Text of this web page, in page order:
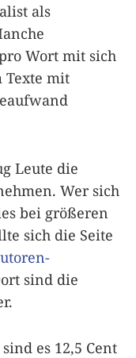
als
Wort mit sich
Texte mit
Leute die
Wer sich
bei größeren
sich die Seite
sind die
es 12,5 Cent